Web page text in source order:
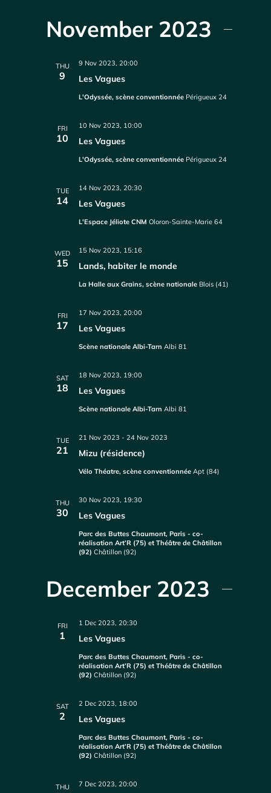
November 2023
THU
9 Les Vagues
9 Nov 2023, 20:00
L'Odyssée, scène conventionnée Périgueux 24
FRI
10 Les Vagues
10 Nov 2023, 10:00
L'Odyssée, scène conventionnée Périgueux 24
TUE
14 Les Vagues
14 Nov 2023, 20:30
L'Espace Jéliote CNMOloron-Sainte-Marie 64
WED
15 Lands, habiter le monde
15 Nov 2023, 15:16
La Halle aux Grains, scène nationale Blois (41)
FRI
17 Les Vagues
17 Nov 2023, 20:00
Scène nationale Albi-TarnAlbi 81
SAT
18 Les Vagues
18 Nov 2023, 19:00
Scène nationale Albi-TarnAlbi 81
TUE
21 Mizu (résidence)
21 Nov 2023 -24 Nov 2023
Vélo Théatre, scène conventionnéeApt (84)
THU
30 Les Vagues
30 Nov 2023, 19:30
Parc des Buttes Chaumont, Paris - co-
réalisation Art’R (75) et Théâtre de Châtillon
(92)Châtillon (92)
December 2023
FRI
1 Les Vagues
1 Dec 2023, 20:30
Parc des Buttes Chaumont, Paris - co-
réalisation Art’R (75) et Théâtre de Châtillon
(92)Châtillon (92)
SAT
2 Les Vagues
2 Dec 2023, 18:00
Parc des Buttes Chaumont, Paris - co-
réalisation Art’R (75) et Théâtre de Châtillon
(92)Châtillon (92)
THU 7 Dec 2023, 20:00